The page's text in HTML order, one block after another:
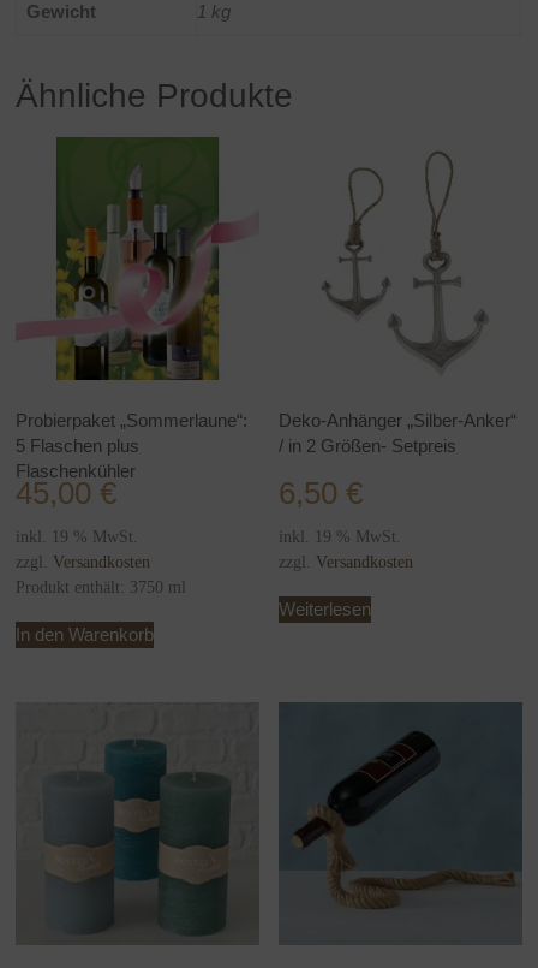
Gewicht 1 kg
Ähnliche Produkte
Probierpaket „Sommerlaune“:
5 Flaschen plus
Flaschenkühler
45,00 €
inkl. 19 % MwSt.
zzgl. Versandkosten
Produkt enthält: 3750 ml
In den Warenkorb
Deko-Anhänger „Silber-Anker“
/ in 2 Größen- Setpreis
6,50 €
inkl. 19 % MwSt.
zzgl. Versandkosten
Weiterlesen